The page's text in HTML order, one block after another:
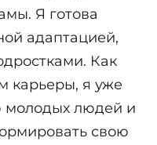
Я готова
адаптацией,
Как
карьеры, я уже
молодых людей и
свою